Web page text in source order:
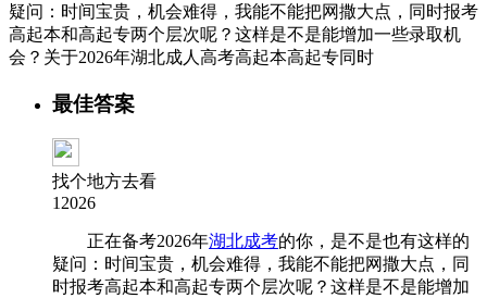
疑问：时间宝贵，机会难得，我能不能把网撒大点，同时报考
高起本和高起专两个层次呢？这样是不是能增加一些录取机
会？关于2026年湖北成人高考高起本高起专同时
最佳答案
找个地方去看
12026
正在备考2026年湖北成考的你，是不是也有这样的
疑问：时间宝贵，机会难得，我能不能把网撒大点，同
时报考高起本和高起专两个层次呢？这样是不是能增加